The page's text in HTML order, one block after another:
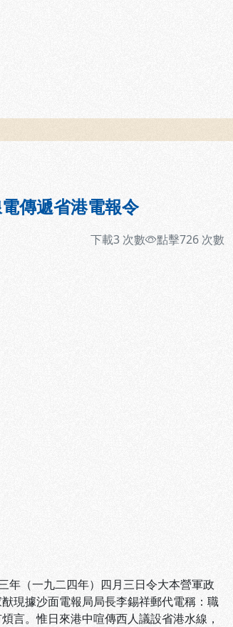
傳遞省港電報令
下載3 次數 點擊726 次數
年（一九二四年）四月三日令大本營軍政
現據沙面電報局局長李錫祥郵代電稱：職
言。惟日來港中喧傳西人議設省港水線，